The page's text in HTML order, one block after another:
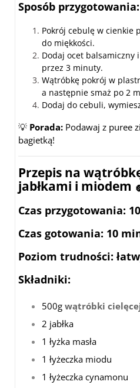
Sposób przygotowania:
Pokrój cebulę w cienkie
do miękkości.
Dodaj ocet balsamiczny
przez 3 minuty.
Wątróbkę pokrój w
a następnie smaż po 2
Dodaj do cebuli,
💡 Porada: Podawaj z puree
bagietką!
Przepis na
jabłkami i miodem
Czas przygotowania:
Czas gotowania: 10
Poziom trudności:
Składniki:
500g wątróbki
2 jabłka
1 łyżka masła
1 łyżeczka miodu
1 łyżeczka cynamonu